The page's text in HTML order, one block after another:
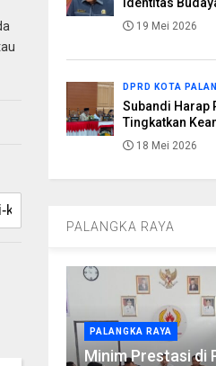
19 Mei 2026
DPRD KOTA
Subandi Harap
Tingkatkan
18 Mei 2026
PALANGKA RAYA
PALANGKA RAYA
Minim Prestasi di